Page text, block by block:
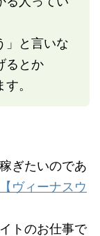
」と言いな
るとか
。
ぎたいのであ
ヴィーナスウ
トのお仕事で